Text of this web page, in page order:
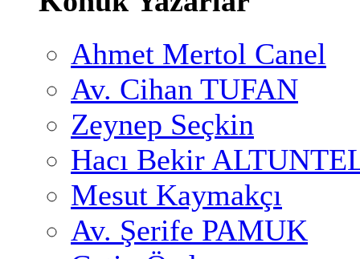
Ahmet Mertol Canel
Av. Cihan TUFAN
Zeynep Seçkin
Hacı Bekir
Mesut Kaymakçı
Av. Şerife PAMUK